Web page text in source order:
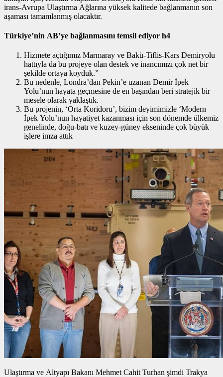
irans-Avrupa Ulaştırma Ağlarına yüksek kalitede bağlanmanın son
aşaması tamamlanmış olacaktır.
Türkiye’nin AB’ye bağlanmasını temsil ediyor h4
Hizmete açtığımız Marmaray ve Bakü-Tiflis-Kars Demiryolu
hattıyla da bu projeye olan destek ve inancımızı çok net bir
şekilde ortaya koyduk.”
Bu nedenle, Londra’dan Pekin’e uzanan Demir İpek
Yolu’nun hayata geçmesine de en başından beri stratejik bir
mesele olarak yaklaştık.
Bu projenin, ‘Orta Koridoru’, bizim deyimimizle ‘Modern
İpek Yolu’nun hayatiyet kazanması için son dönemde ülkemiz
genelinde, doğu-batı ve kuzey-güney ekseninde çok büyük
işlere imza attık
Ulaştırma ve Altyapı Bakanı Mehmet Cahit Turhan şimdi Trakya